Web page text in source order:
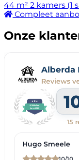
44 m² 2 kamers (1
Compleet
Onze